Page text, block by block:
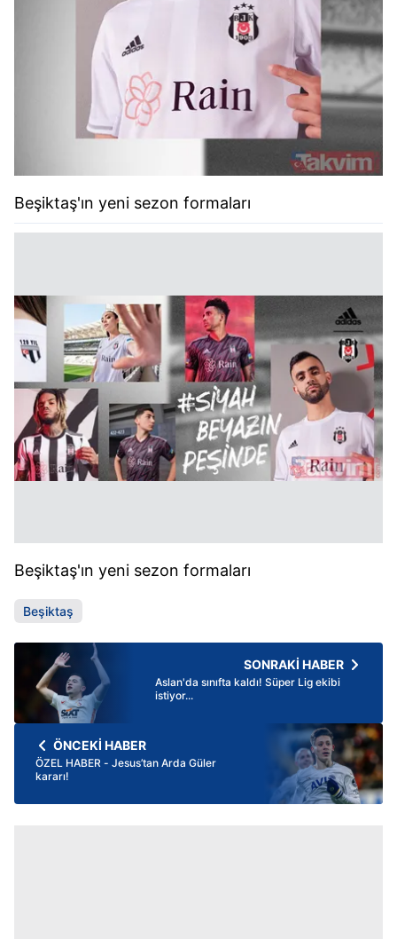
Beşiktaş'ın yeni sezon formaları
Beşiktaş'ın yeni sezon formaları
Beşiktaş
SONRAKİ HABER
Aslan'da sınıfta kaldı! Süper Lig ekibi
istiyor...
ÖNCEKİ HABER
ÖZEL HABER - Jesus’tan Arda Güler
kararı!